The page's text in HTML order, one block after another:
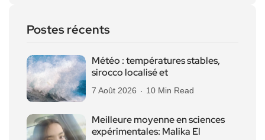
Postes récents
Météo : températures stables,
sirocco localisé et
7 Août 2026 10 Min Read
Meilleure moyenne en sciences
expérimentales: Malika El